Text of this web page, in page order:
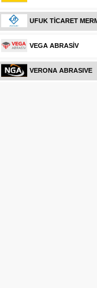
UFUK TİCARET
VEGA ABRASİV
VERONA ABRASIVE